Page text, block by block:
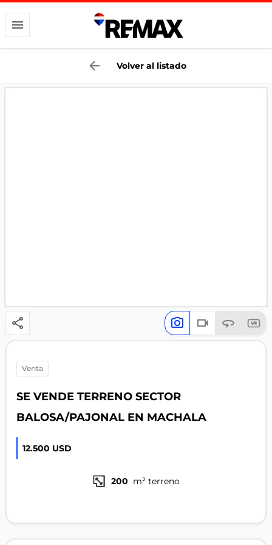
Volver al listado
venta
SE VENDE TERRENO SECTOR
BALOSA/PAJONAL EN MACHALA
12.500 USD
200 m² terreno